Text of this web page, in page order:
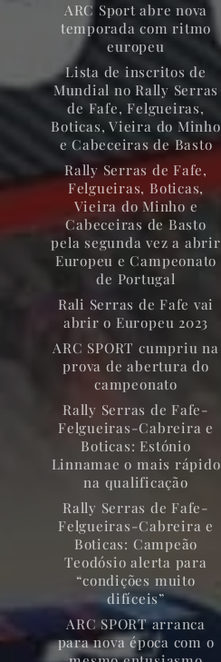
ARC Sport abre nova
temporada com ritmo
europeu
Lista de inscritos de
Mundial no Rally Serras
de Fafe, Felgueiras,
Boticas, Vieira do Minho
e Cabeceiras de Basto
Rally Serras de Fafe,
Felgueiras, Boticas,
Vieira do Minho e
Cabeceiras de Basto
pela segunda vez a abrir
Europeu e Campeonato
de Portugal
Rali Serras de Fafe vai
abrir o Europeu 2023
ARC SPORT cumpriu na
prova de abertura do
campeonato
Rally Serras de Fafe-
Felgueiras-Cabreira e
Boticas: Estónio
Linnamae o mais rápido
na qualificação
Rally Serras de Fafe-
Felgueiras-Cabreira e
Boticas: Campeão
Teodósio alerta para
“condições muito
difíceis”
ARC SPORT arranca
para nova época com o